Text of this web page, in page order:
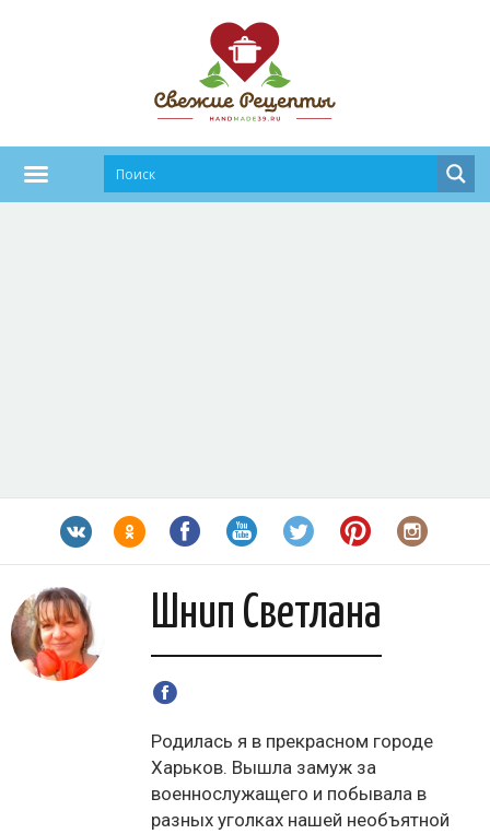
Шнип Светлана
Родилась я в прекрасном городе
Харьков. Вышла замуж за
военнослужащего и побывала в
разных уголках нашей необъятной